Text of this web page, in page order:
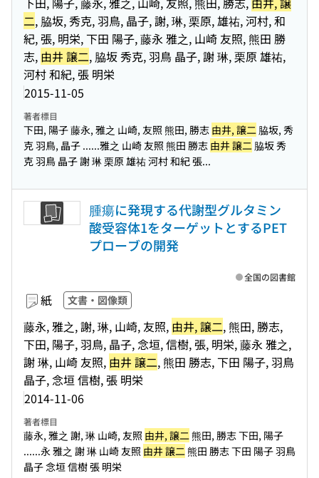
二, 脇坂, 秀克, 羽鳥, 晶子, 謝, 琳, 栗原, 雄祐, 河村, 和
紀, 張, 明栄, 下田 陽子, 藤永 雅之, 山崎 友照, 熊田 勝
志, 由井 譲二, 脇坂 秀克, 羽鳥 晶子, 謝 琳, 栗原 雄祐,
河村 和紀, 張 明栄
2015-11-05
著者標目
下田, 陽子 藤永, 雅之 山崎, 友照 熊田, 勝志 由井, 譲二 脇坂, 秀
克 羽鳥, 晶子 ......雅之 山崎 友照 熊田 勝志 由井 譲二 脇坂 秀
克 羽鳥 晶子 謝 琳 栗原 雄祐 河村 和紀 張...
腫瘍に発現する代謝型グルタミン
酸受容体1をターゲットとするPET
プローブの開発
紙 文書・図像類
藤永, 雅之, 謝, 琳, 山崎, 友照, 由井, 譲二, 熊田, 勝志,
下田, 陽子, 羽鳥, 晶子, 念垣, 信樹, 張, 明栄, 藤永 雅之,
謝 琳, 山崎 友照, 由井 譲二, 熊田 勝志, 下田 陽子, 羽鳥
晶子, 念垣 信樹, 張 明栄
2014-11-06
全国の図書館
著者標目
藤永, 雅之 謝, 琳 山崎, 友照 由井, 譲二熊田, 勝志 下田, 陽子
......永 雅之 謝 琳 山崎 友照 由井 譲二熊田 勝志 下田 陽子 羽鳥
晶子 念垣 信樹 張 明栄